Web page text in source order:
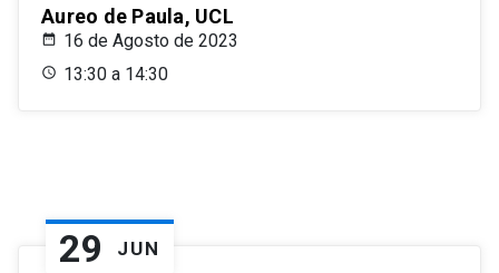
Aureo de Paula, UCL
16 de Agosto de 2023
13:30 a 14:30
29 JUN